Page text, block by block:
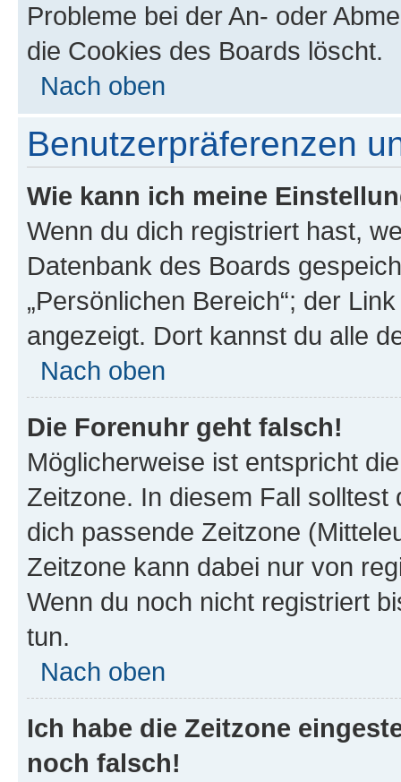
Probleme bei der An- oder
die Cookies des Boards löscht.
Nach oben
Benutzerpräferenzen
Wie kann ich meine
Wenn du dich registriert hast,
Datenbank des Boards
„Persönlichen Bereich“; der
angezeigt. Dort kannst du alle
Nach oben
Die Forenuhr geht falsch!
Möglicherweise ist entspricht
Zeitzone. In diesem Fall solltest
dich passende Zeitzone
Zeitzone kann dabei nur von
Wenn du noch nicht registriert
tun.
Nach oben
Ich habe die Zeitzone
noch falsch!